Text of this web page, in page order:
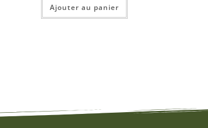
Ajouter au panier